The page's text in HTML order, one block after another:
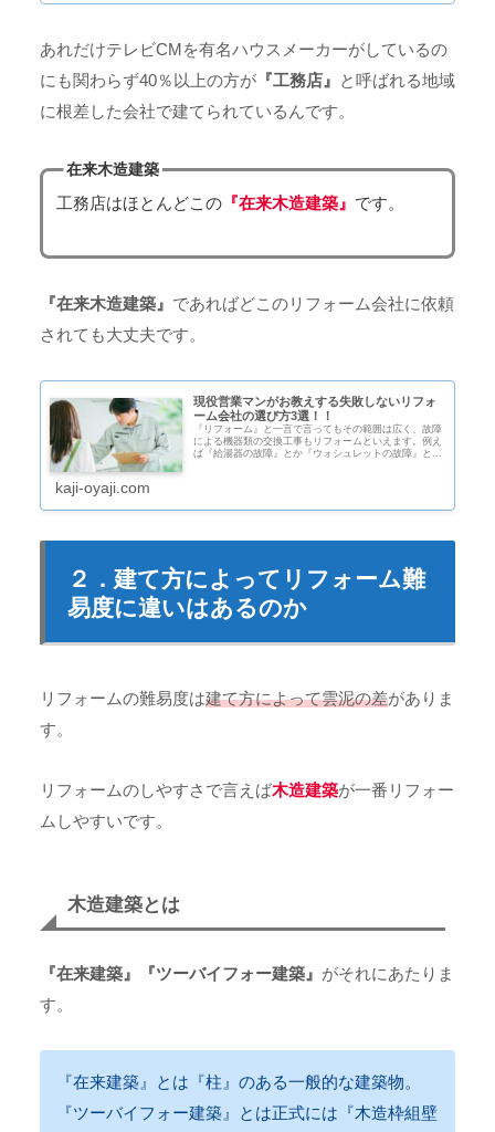
あれだけテレビCMを有名ハウスメーカーがしているの
にも関わらず40％以上の方が 『工務店』 と呼ばれる地域
に根差した会社で建てられているんです。
在来木造建築
工務店はほとんどこの 『在来木造建築』 です。
『在来木造建築』 であればどこのリフォーム会社に依頼
されても大丈夫です。
現役営業マンがお教えする失敗しないリフォ
ーム会社の選び方3選！！
『リフォーム』と一言で言ってもその範囲は広く、故障
による機器類の交換工事もリフォームといえます。例え
ば『給湯器の故障』とか『ウォシュレットの故障』と
kaji-oyaji.com
２．建て方によってリフォーム難
易度に違いはあるのか
リフォームの難易度は建て方によって雲泥の差がありま
す。
リフォームのしやすさで言えば木造建築が一番リフォー
ムしやすいです。
木造建築とは
『在来建築』『ツーバイフォー建築』 がそれにあたりま
す。
『在来建築』とは『柱』のある一般的な建築物。
『ツーバイフォー建築』とは正式には『木造枠組壁